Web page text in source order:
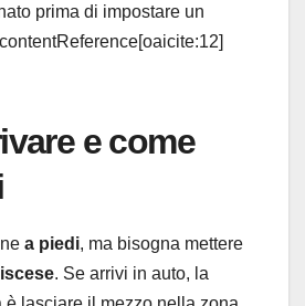
prima di impostare un
e come
a piedi, ma bisogna mettere
. Se arrivi in auto, la